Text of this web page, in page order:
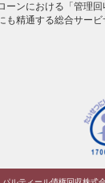
ーンにおける「管理回
も精通する総合サー